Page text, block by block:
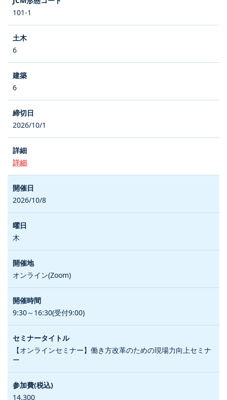
101-1
6
6
2026/10/1
詳細
2026/10/8
木
オンライン(Zoom)
9:30～16:30(受付9:00)
【オンラインセミナー】働き方改革のための現場力向上セミナ
ー
14,300